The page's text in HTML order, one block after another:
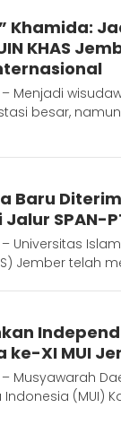
Khamida:
KHAS
Menjadi
besar, namun
Baru
SPAN-
Universitas Islam
Jember telah
ke-XI MUI
Musyawarah
(MUI)